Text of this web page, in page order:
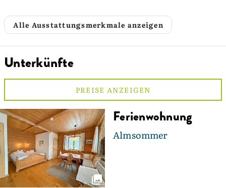
Alle Ausstattungsmerkmale anzeigen
Unterkünfte
PREISE ANZEIGEN
Ferienwohnung
Almsommer